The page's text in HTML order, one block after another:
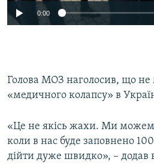
720p
0:00
Голова МОЗ наголосив, що
«медичного колапсу» в
«Це не якісь жахи. Ми
коли в нас буде заповнено
дійти дуже швидко», – додав